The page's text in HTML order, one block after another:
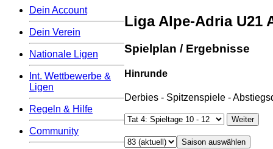
Dein Account
Dein Verein
Nationale Ligen
Int. Wettbewerbe &
Ligen
Regeln & Hilfe
Community
Liga Alpe-Adria U21
Spielplan / Ergebnisse
Hinrunde
Derbies - Spitzenspiele -